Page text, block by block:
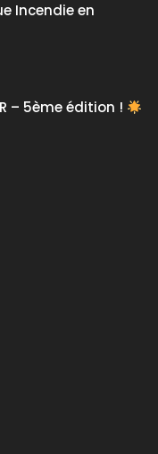
Incendie en
– 5ème édition !